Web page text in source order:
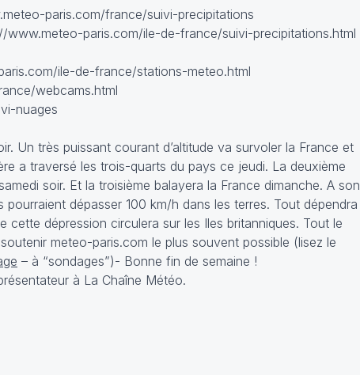
paris.com/france/suivi-precipitations
www.meteo-paris.com/ile-de-france/suivi-precipitations.html
ile-de-france/stations-meteo.html
webcams.html
nuages
Un très puissant courant d’altitude va survoler la France et
a traversé les trois-quarts du pays ce jeudi. La deuxième
soir. Et la troisième balayera la France dimanche. A son
dépasser 100 km/h dans les terres. Tout dépendra
dépression circulera sur les Iles britanniques. Tout le
meteo-paris.com le plus souvent possible (lisez le
– à “sondages”)- Bonne fin de semaine !
à La Chaîne Météo.